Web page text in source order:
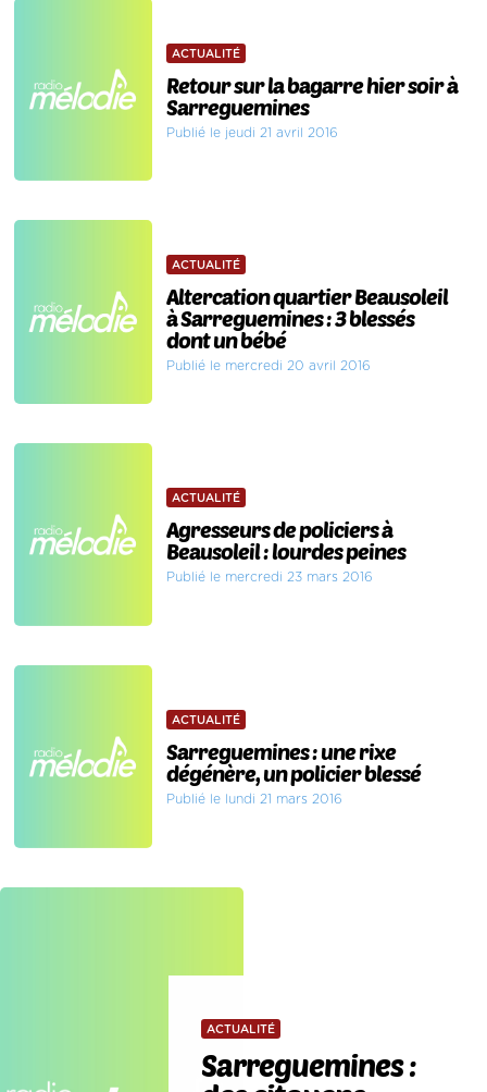
ACTUALITÉ
Retour sur la bagarre hier soir à
Sarreguemines
Publié le jeudi 21 avril 2016
ACTUALITÉ
Altercation quartier Beausoleil
à Sarreguemines : 3 blessés
dont un bébé
Publié le mercredi 20 avril 2016
ACTUALITÉ
Agresseurs de policiers à
Beausoleil : lourdes peines
Publié le mercredi 23 mars 2016
ACTUALITÉ
Sarreguemines : une rixe
dégénère, un policier blessé
Publié le lundi 21 mars 2016
ACTUALITÉ
Sarreguemines :